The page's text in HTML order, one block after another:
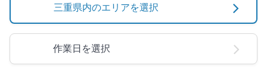
三重県内のエリアを選択
作業日を選択